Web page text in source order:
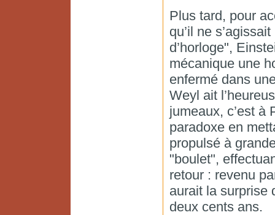
Plus tard, pour
qu’il ne
d’horloge",
mécanique une
enfermé dans
Weyl ait
jumeaux, c’est à
paradoxe en
propulsé à
"boulet",
retour : revenu
aurait la surprise
deux cents ans.